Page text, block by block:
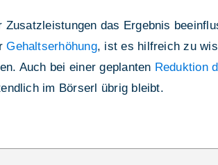
das Ergebnis
Gehaltserhöhung, ist es hilfreich zu
Auch bei einer geplanten Reduktion
im Börserl übrig bleibt.